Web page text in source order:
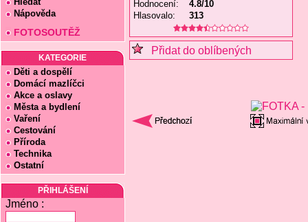
Nápověda
FOTOSOUTĚŽ
KATEGORIE
Děti a dospělí
Domácí mazlíčci
Akce a oslavy
Města a bydlení
Vaření
Cestování
Příroda
Technika
Ostatní
PŘIHLÁŠENÍ
Jméno :
Hodnocení:
4.8/10
Hlasovalo:
313
Přidat do oblíbených